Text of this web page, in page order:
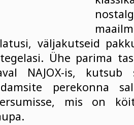
väljakutseid
Ühe parima
NAJOX-is, kutsub
perekonna
mis on